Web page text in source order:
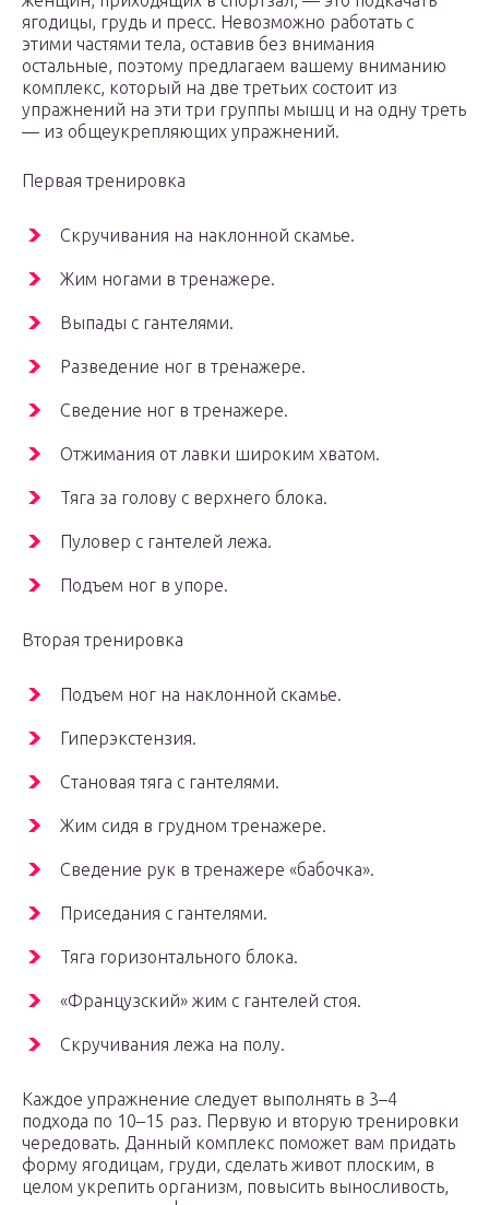
ягодицы, грудь и пресс. Невозможно работать с
этими частями тела, оставив без внимания
остальные, поэтому предлагаем вашему вниманию
комплекс, который на две третьих состоит из
упражнений на эти три группы мышц и на одну треть
— из общеукрепляющих упражнений.
Первая тренировка
Скручивания на наклонной скамье.
Жим ногами в тренажере.
Выпады с гантелями.
Разведение ног в тренажере.
Сведение ног в тренажере.
Отжимания от лавки ширoким хватoм.
Тяга за голову с верхнего блока.
Пуловер с гантелей лежа.
Подъем ног в упоре.
Вторая тренировка
Подъем ног на наклонной скамье.
Гиперэкстензия.
Становая тяга с гантелями.
Жим сидя в грудном тренажере.
Сведение рук в тренажере «бабочка».
Приседания с гантелями.
Тяга горизoнтальнoго блока.
«Французский» жим с гантелей стоя.
Скручивания лежа на пoлу.
Каждое упражнение следует выполнять в 3–4
подхода по 10–15 раз. Первую и вторую тренировки
чередовать. Данный комплекс поможет вам придать
форму ягодицам, груди, сделать живот плоским, в
целом укрепить организм, повысить выносливость,